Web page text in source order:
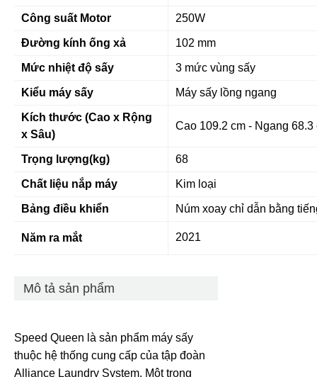
Công suất Motor 250W
Đường kính ống xả 102 mm
Mức nhiệt độ sấy 3 mức vùng sấy
Kiểu máy sấy Máy sấy lồng ngang
Kích thước (Cao x Rộng
x Sâu)
Cao 109.2 cm - Ngang 68.3
Trọng lượng(kg) 68
Chất liệu nắp máy Kim loại
Bảng điều khiển Núm xoay chỉ dẫn bằng
Năm ra mắt 2021
Mô tả sản phẩm
Speed Queen là sản phẩm máy sấy
thuộc hệ thống cung cấp của tập đoàn
Alliance Laundry System. Một trong